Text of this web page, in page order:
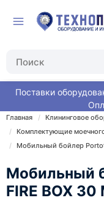
Поставки
Главная
Клининговое
Комплектующие
Мобильный бойлер
Мобильный
FIRE BOX 30